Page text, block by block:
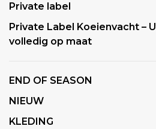
Private label
Private Label Koeienvacht –
volledig op maat
END OF SEASON
NIEUW
KLEDING